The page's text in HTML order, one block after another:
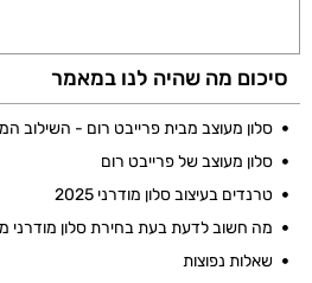
סיכום מה שהיה לנו במאמר
סלון מעוצב מבית פרייבט רום - השילוב
סלון מעוצב של פרייבט רום
טרנדים בעיצוב סלון מודרני 2025
מה חשוב לדעת בעת בחירת סלון מודרני
שאלות נפוצות